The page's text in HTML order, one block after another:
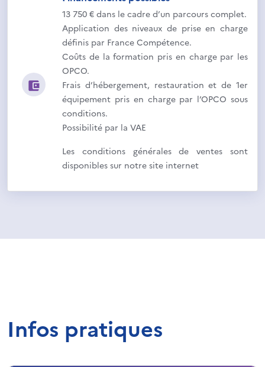
13 750 € dans le cadre d’un parcours complet.
Application des niveaux de prise en charge
définis par France Compétence.
Coûts de la formation pris en charge par les
OPCO.
Frais d’hébergement, restauration et de 1er
équipement pris en charge par l’OPCO sous
conditions.
Possibilité par la VAE
Les conditions générales de ventes sont
disponibles sur notre site internet
Infos pratiques